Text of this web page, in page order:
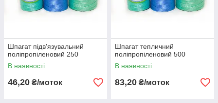
Шпагат підв'язувальний
поліпропіленовий 250
В наявності
46,20 ₴/моток
Шпагат тепличний
поліпропіленовий 500
В наявності
83,20 ₴/моток